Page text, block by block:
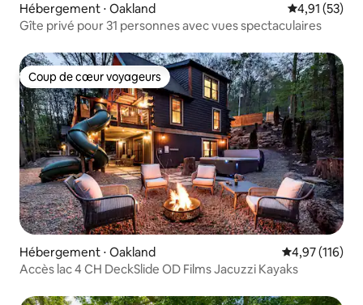
Hébergement ⋅ Oakland Évaluation
4,91 (53)
Gîte privé pour 31 personnes avec vues spectaculaires
Coup de cœur voyageurs
Coup de cœur voyageurs
Hébergement ⋅ Oakland Évaluation
4,97 (116)
Accès lac 4 CH DeckSlide OD Films Jacuzzi Kayaks